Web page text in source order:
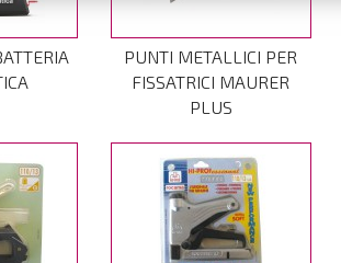
PUNTI METALLICI PER
FISSATRICI MAURER
PLUS